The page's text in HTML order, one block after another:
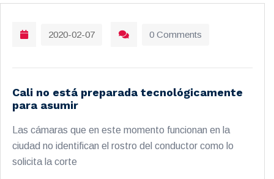
2020-02-07 0 Comments
Cali no está preparada tecnológicamente
para asumir
Las cámaras que en este momento funcionan en la
ciudad no identifican el rostro del conductor como lo
solicita la corte